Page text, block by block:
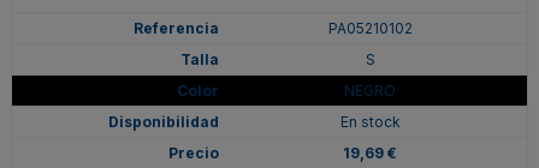
PA05210102
S
NEGRO
En stock
19,69 €